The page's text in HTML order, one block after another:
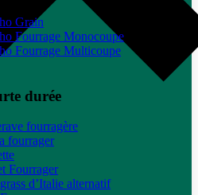
Grain
Fourrage Monocoupe
Fourrage Multicoupe
durée
fourragère
fourrager
Fourrager
d’Italie alternatif